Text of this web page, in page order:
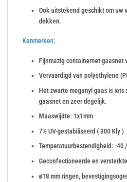
Ook uitstekend geschikt om uw
dekken.
Kenmerken:
Fijnmazig containernet gaasnet
Vervaardigd van polyethylene
Het zwarte meganyl gaas is iets
gaasnet en zeer degelijk.
Maaswijdte: 1x1mm
7% UV-gestabiliseerd ( 300 Kly )
Temperatuurbestendigheid: -40
Geconfectioneerde en
ø18 mm ringen,